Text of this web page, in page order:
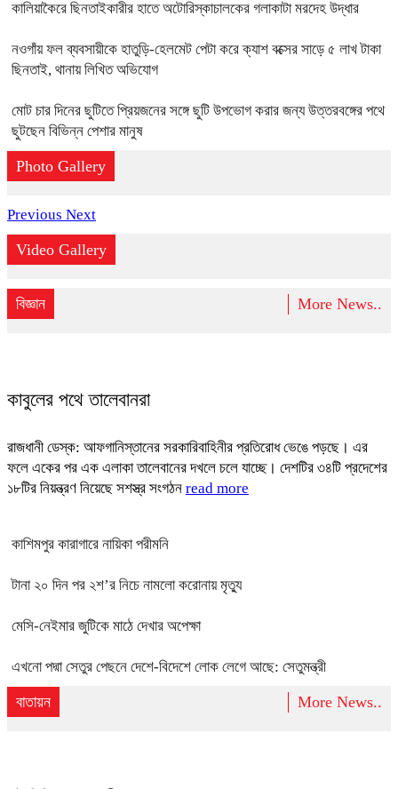
কালিয়াকৈরে ছিনতাইকারীর হাতে অটোরিস্কাচালকের গলাকাটা মরদেহ উদ্ধার
নওগাঁয় ফল ব্যবসায়ীকে হাতুড়ি-হেলমেট পেটা করে ক্যাশ বক্সের সাড়ে ৫ লাখ টাকা
ছিনতাই, থানায় লিখিত অভিযোগ
মোট চার দিনের ছুটিতে প্রিয়জনের সঙ্গে ছুটি উপভোগ করার জন্য উত্তরবঙ্গের পথে
ছুটছেন বিভিন্ন পেশার মানুষ
Photo Gallery
Previous Next
Video Gallery
বিজ্ঞান More News..
কাবুলের পথে তালেবানরা
রাজধানী ডেস্ক: আফগানিস্তানের সরকারিবাহিনীর প্রতিরোধ ভেঙে পড়ছে। এর
ফলে একের পর এক এলাকা তালেবানের দখলে চলে যাচ্ছে। দেশটির ৩৪টি প্রদেশের
১৮টির নিয়ন্ত্রণ নিয়েছে সশস্ত্র সংগঠন read more
কাশিমপুর কারাগারে নায়িকা পরীমনি
টানা ২০ দিন পর ২শ’র নিচে নামলো করোনায় মৃত্যু
মেসি-নেইমার জুটিকে মাঠে দেখার অপেক্ষা
এখনো পদ্মা সেতুর পেছনে দেশে-বিদেশে লোক লেগে আছে: সেতুমন্ত্রী
বাতায়ন More News..